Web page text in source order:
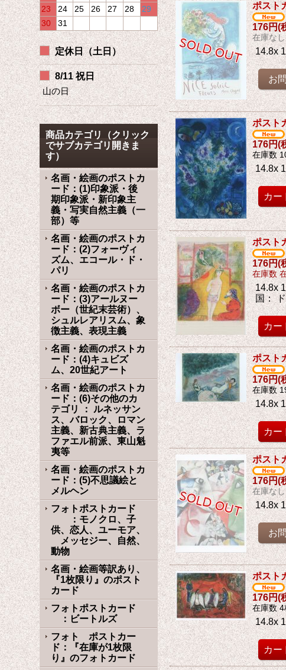
23
24 25 26 27 28
29
30
31
定休日（土日）
8/11 祝日
山の日
商品カテゴリ（クリック
でサブカテゴリ開きま
す）
名画・絵画のポストカ
ード：(1)印象派・後
期印象派・新印象主
義・写実自然主義（一
部）等
名画・絵画のポストカ
ード：(2)フォーヴィ
ズム、エコール・ド・
パリ
名画・絵画のポストカ
ード：(3)アールヌー
ボー（世紀末芸術）、
シュルレアリスム、象
徴主義、表現主義
名画・絵画のポストカ
ード：(4)キュビズ
ム、20世紀アート
名画・絵画のポストカ
ード：(6)その他のカ
テゴリ ： ルネッサン
ス、バロック、ロマン
主義、新古典主義、ラ
ファエル前派、東山魁
夷等
名画・絵画のポストカ
ード：(5)不思議絵と
メルヘン
フォトポストカード
：モノクロ、子
供、恋人、ユーモア、
メッセジー、自然、
動物
名画・絵画等訳あり、
『1枚限り』のポスト
カード
フォトポストカード
：ビートルズ
フォト ポストカー
ド：『在庫が1枚限
り』のフォトカード
ポスト
176円(
在庫なし
14.8x
ポスト
176円(
在庫数
14.8x
ポスト
176円(
在庫数
14.8x
国：
ポスト
176円(
在庫数
14.8x
ポスト
176円(
在庫なし
14.8x
ポスト
176円(
在庫数 4
14.8x